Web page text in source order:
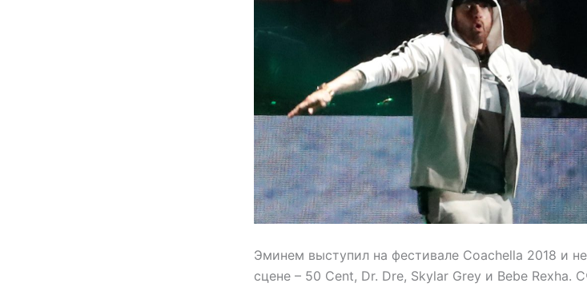
Эминем выступил на фестивале Coachella 2018 и
сцене – 50 Cent, Dr. Dre, Skylar Grey и Bebe Rexha.